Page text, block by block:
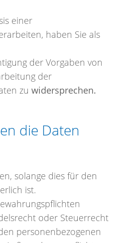
einer
haben Sie als
der Vorgaben von
der
zu widersprechen.
die Daten
solange dies für den
ist.
oder Steuerrecht
personenbezogenen